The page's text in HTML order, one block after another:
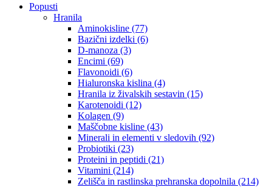
Popusti
Hranila
Aminokisline (77)
Bazični izdelki (6)
D-manoza (3)
Encimi (69)
Flavonoidi (6)
Hialuronska kislina (4)
Hranila iz živalskih sestavin (15)
Karotenoidi (12)
Kolagen (9)
Maščobne kisline (43)
Minerali in elementi v sledovih (92)
Probiotiki (23)
Proteini in peptidi (21)
Vitamini (214)
Zelišča in rastlinska prehranska dopolnila (214)